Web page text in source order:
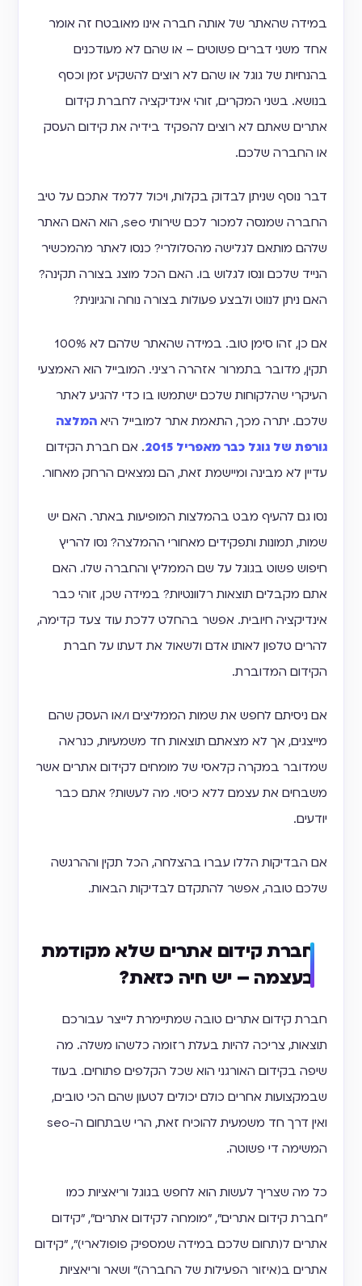
במידה שהאתר של אותה חברה אינו מאובטח זה אומר
אחד משני דברים פשוטים – או שהם לא מעודכנים
בהנחיות של גוגל או שהם לא רוצים להשקיע זמן וכסף
בנושא. בשני המקרים, זוהי אינדיקציה לחברת קידום
אתרים שאתם לא רוצים להפקיד בידיה את קידום העסק
או החברה שלכם.
דבר נוסף שניתן לבדוק בקלות, ויכול ללמד אתכם על טיב
החברה שמנסה למכור לכם שירותי seo, הוא האם האתר
שלהם מותאם לגלישה מהסלולרי? כנסו לאתר מהמכשיר
הנייד שלכם ונסו לגלוש בו. האם הכל מוצג בצורה תקינה?
האם ניתן לנווט ולבצע פעולות בצורה נוחה והגיונית?
אם כן, זהו סימן טוב. במידה שהאתר שלהם לא 100%
תקין, מדובר בתמרור אזהרה רציני. המובייל הוא האמצעי
העיקרי שהלקוחות שלכם ישתמשו בו כדי להגיע לאתר
שלכם. יתרה מכך, התאמת אתר למובייל היא המלצה
גורפת של גוגל כבר מאפריל 2015
. אם חברת הקידום
עדיין לא מבינה ומיישמת זאת, הם נמצאים הרחק מאחור.
נסו גם להעיף מבט בהמלצות המופיעות באתר. האם יש
שמות, תמונות ותפקידים מאחורי ההמלצה? נסו להריץ
חיפוש פשוט בגוגל על שם הממליץ והחברה שלו. האם
אתם מקבלים תוצאות רלוונטיות? במידה שכן, זוהי כבר
אינדיקציה חיובית. אפשר בהחלט ללכת עוד צעד קדימה,
להרים טלפון לאותו אדם ולשאול את דעתו על חברת
הקידום המדוברת.
אם ניסיתם לחפש את שמות הממליצים ו/או העסק שהם
מייצגים, אך לא מצאתם תוצאות חד משמעיות, כנראה
שמדובר במקרה קלאסי של מומחים לקידום אתרים אשר
משבחים את עצמם ללא כיסוי. מה לעשות? אתם כבר
יודעים.
אם הבדיקות הללו עברו בהצלחה, הכל תקין וההרגשה
שלכם טובה, אפשר להתקדם לבדיקות הבאות.
חברת קידום אתרים שלא מקודמת
בעצמה – יש חיה כזאת?
חברת קידום אתרים טובה שמתיימרת לייצר עבורכם
תוצאות, צריכה להיות בעלת רזומה כלשהו משלה. מה
שיפה בקידום האורגני הוא שכל הקלפים פתוחים. בעוד
שבמקצועות אחרים כולם יכולים לטעון שהם הכי טובים,
ואין דרך חד משמעית להוכיח זאת, הרי שבתחום ה-seo
המשימה די פשוטה.
כל מה שצריך לעשות הוא לחפש בגוגל וריאציות כמו
״חברת קידום אתרים״, ״מומחה לקידום אתרים״, ״קידום
אתרים ל(תחום שלכם במידה שמספיק פופולארי)״, ״קידום
אתרים ב(איזור הפעילות של החברה)״ ושאר וריאציות